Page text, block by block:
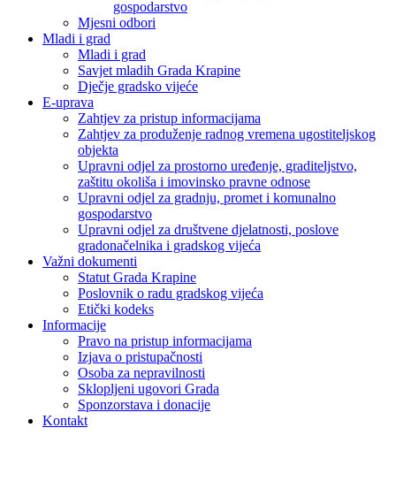
gospodarstvo
Mjesni odbori
Mladi i grad
Mladi i grad
Savjet mladih Grada Krapine
Dječje gradsko vijeće
E-uprava
Zahtjev za pristup informacijama
Zahtjev za produženje radnog vremena ugostiteljskog
objekta
Upravni odjel za prostorno uređenje, graditeljstvo,
zaštitu okoliša i imovinsko pravne odnose
Upravni odjel za gradnju, promet i komunalno
gospodarstvo
Upravni odjel za društvene djelatnosti, poslove
gradonačelnika i gradskog vijeća
Važni dokumenti
Statut Grada Krapine
Poslovnik o radu gradskog vijeća
Etički kodeks
Informacije
Pravo na pristup informacijama
Izjava o pristupačnosti
Osoba za nepravilnosti
Sklopljeni ugovori Grada
Sponzorstava i donacije
Kontakt